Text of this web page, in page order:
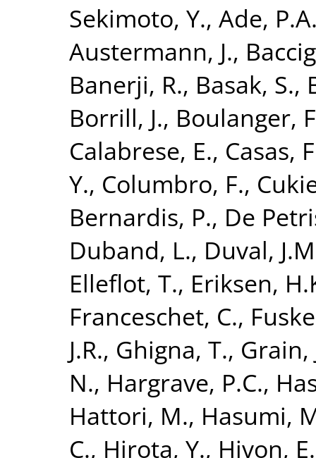
Sekimoto, Y., Ade,
Austermann, J.,
Banerji, R., Basak, S.,
Borrill, J., Boulanger,
Calabrese, E., Casas,
Y., Columbro, F.,
Bernardis, P., De
Duband, L., Duval,
Elleflot, T., Eriksen,
Franceschet, C.,
J.R., Ghigna, T., Grain,
N., Hargrave, P.C.,
Hattori, M., Hasumi,
C., Hirota, Y., Hivon, E.